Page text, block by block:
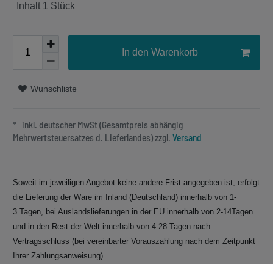
Inhalt 1 Stück
In den Warenkorb
Wunschliste
* inkl. deutscher MwSt (Gesamtpreis abhängig
Mehrwertsteuersatzes d. Lieferlandes) zzgl. Versand
Soweit im jeweiligen Angebot keine andere Frist angegeben ist, erfolgt
die Lieferung der Ware im Inland (Deutschland) innerhalb von 1-
3 Tagen, bei Auslandslieferungen in der EU innerhalb von 2-14Tagen
und in den Rest der Welt innerhalb von 4-28 Tagen nach
Vertragsschluss (bei vereinbarter Vorauszahlung nach dem Zeitpunkt
Ihrer Zahlungsanweisung).